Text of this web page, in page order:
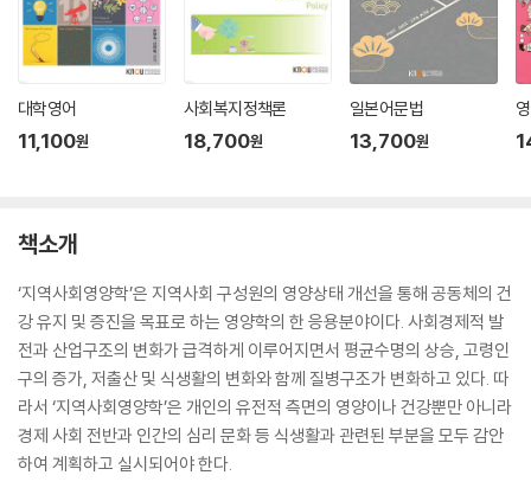
대학영어
11,100원
사회복지정책론
18,700원
일본어문법
13,700원
책소개
‘지역사회영양학’은 지역사회 구성원의 영양상태 개선을 통해 공동체의 건
강 유지 및 증진을 목표로 하는 영양학의 한 응용분야이다. 사회경제적 발
전과 산업구조의 변화가 급격하게 이루어지면서 평균수명의 상승, 고령인
구의 증가, 저출산 및 식생활의 변화와 함께 질병구조가 변화하고 있다. 따
라서 ‘지역사회영양학’은 개인의 유전적 측면의 영양이나 건강뿐만 아니라
경제 사회 전반과 인간의 심리 문화 등 식생활과 관련된 부분을 모두 감안
하여 계획하고 실시되어야 한다.